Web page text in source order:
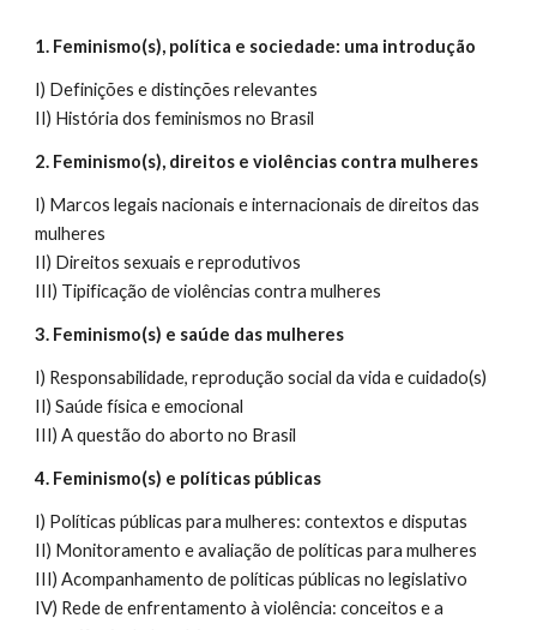
1. Feminismo(s), política e sociedade: uma introdução
I) Definições e distinções relevantes
II) História dos feminismos no Brasil
2. Feminismo(s), direitos e violências contra mulheres
I) Marcos legais nacionais e internacionais de direitos das
mulheres
II) Direitos sexuais e reprodutivos
III) Tipificação de violências contra mulheres
3. Feminismo(s) e saúde das mulheres
I) Responsabilidade, reprodução social da vida e cuidado(s)
II) Saúde física e emocional
III) A questão do aborto no Brasil
4. Feminismo(s) e políticas públicas
I) Políticas públicas para mulheres: contextos e disputas
II) Monitoramento e avaliação de políticas para mulheres
III) Acompanhamento de políticas públicas no legislativo
IV) Rede de enfrentamento à violência: conceitos e a